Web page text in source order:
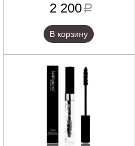
2 200a
В корзину